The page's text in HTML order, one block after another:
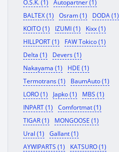
O.S.K. (1)
Autopartner (1)
BALTEX (1)
Osram (1)
DODA (1)
KOITO (1)
IZUMI (1)
Kixx (1)
HILLPORT (1)
FAW Tokico (1)
Delta (1)
Devers (1)
Nakayama (1)
HDE (1)
Termotrans (1)
BaumAuto (1)
LORO (1)
Japko (1)
MBS (1)
INPART (1)
Comfortmat (1)
TIGAR (1)
MONGOOSE (1)
Ural (1)
Gallant (1)
AYWIPARTS (1)
KATSURO (1)